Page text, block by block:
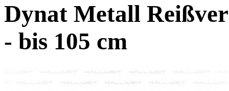
Dynat Metall
- bis 105 cm